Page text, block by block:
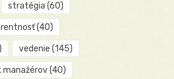
stratégia (60)
(40)
vedenie (145)
manažérov(40)